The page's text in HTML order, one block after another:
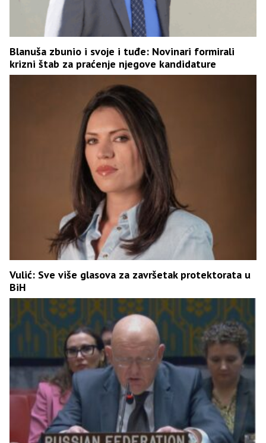
Blanuša zbunio i svoje i tuđe: Novinari formirali
krizni štab za praćenje njegove kandidature
Vulić: Sve više glasova za završetak protektorata u
BiH